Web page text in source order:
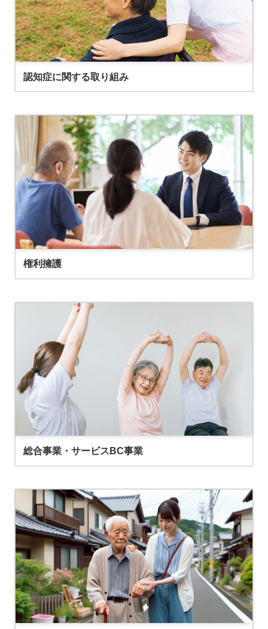
認知症に関する取り組み
権利擁護
総合事業・サービスBC事業